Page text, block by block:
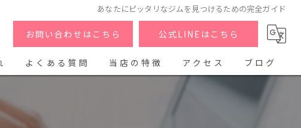
あなたにピッタリなジムを見つけるための完全ガイド
お問い合わせはこちら 公式LINEはこちら
よくある質問 当店の特徴 アクセス ブログ
コラム